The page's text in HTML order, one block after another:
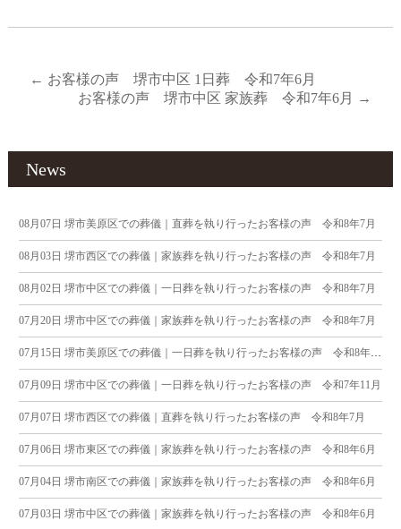
← お客様の声 堺市中区 1日葬 令和7年6月
お客様の声 堺市中区 家族葬 令和7年6月
→
News
08月07日 堺市美原区での葬儀｜直葬を執り行ったお客様の声 令和8年7月
08月03日 堺市西区での葬儀｜家族葬を執り行ったお客様の声 令和8年7月
08月02日 堺市中区での葬儀｜一日葬を執り行ったお客様の声 令和8年7月
07月20日 堺市中区での葬儀｜家族葬を執り行ったお客様の声 令和8年7月
07月15日 堺市美原区での葬儀｜一日葬を執り行ったお客様の声 令和8年7月
07月09日 堺市中区での葬儀｜一日葬を執り行ったお客様の声 令和7年11月
07月07日 堺市西区での葬儀｜直葬を執り行ったお客様の声 令和8年7月
07月06日 堺市東区での葬儀｜家族葬を執り行ったお客様の声 令和8年6月
07月04日 堺市南区での葬儀｜家族葬を執り行ったお客様の声 令和8年6月
07月03日 堺市中区での葬儀｜家族葬を執り行ったお客様の声 令和8年6月